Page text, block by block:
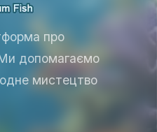
про
Ми допомагаємо
мистецтво